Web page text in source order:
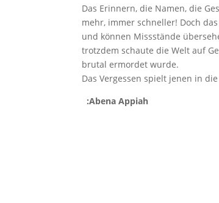
Das Erinnern, die Namen, die
mehr, immer schneller! Doch
und können Missstände
trotzdem schaute die Welt auf
brutal ermordet wurde.
Das Vergessen spielt jenen in
:Abena Appiah